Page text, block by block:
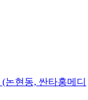
논현동, 싼타홍메디